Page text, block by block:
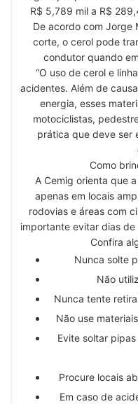
R$ 5,789 mil a R$
De acordo com Jorge
corte, o cerol pode
condutor quando
“O uso de cerol e
acidentes. Além de
energia, esses
motociclistas,
prática que deve ser
Como
A Cemig orienta que
apenas em locais
rodovias e áreas com
importante evitar dias
Confira
Nunca solte
Não
Nunca tente
Não use
Evite soltar
Procure locais
Em caso de